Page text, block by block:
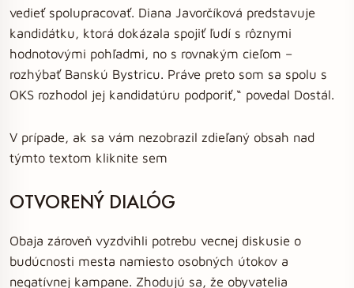
vedieť spolupracovať. Diana Javorčíková predstavuje
kandidátku, ktorá dokázala spojiť ľudí s rôznymi
hodnotovými pohľadmi, no s rovnakým cieľom –
rozhýbať Banskú Bystricu. Práve preto som sa spolu s
OKS rozhodol jej kandidatúru podporiť,“ povedal Dostál.
V prípade, ak sa vám nezobrazil zdieľaný obsah nad
týmto textom kliknite sem
OTVORENÝ DIALÓG
Obaja zároveň vyzdvihli potrebu vecnej diskusie o
budúcnosti mesta namiesto osobných útokov a
negatívnej kampane. Zhodujú sa, že obyvatelia